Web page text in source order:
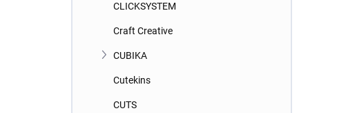
CLICKSYSTEM
Craft Creative
CUBIKA
Cutekins
CUTS